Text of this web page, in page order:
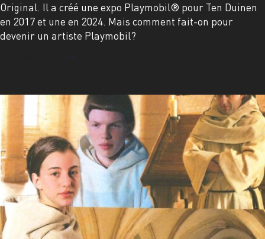
Original. Il a créé une expo Playmobil® pour Ten Duinen
en 2017 et une en 2024. Mais comment fait-on pour
devenir un artiste Playmobil?